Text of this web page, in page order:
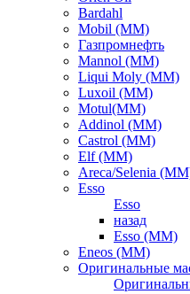
Bardahl
Mobil (ММ)
Газпромнефть
Mannol (ММ)
Liqui Moly (ММ)
Luxoil (ММ)
Motul(ММ)
Addinol (ММ)
Castrol (ММ)
Elf (ММ)
Areca/Selenia
Esso
Esso
назад
Esso (ММ)
Eneos (ММ)
Оригинальные